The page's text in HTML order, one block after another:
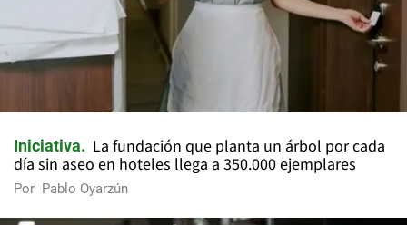
Iniciativa
La fundación que planta un árbol por cada
día sin aseo en hoteles llega a 350.000 ejemplares
Por Pablo Oyarzún